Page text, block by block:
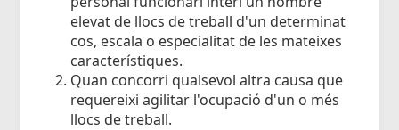
elevat de llocs de treball d'un determinat
cos, escala o especialitat de les mateixes
característiques.
Quan concorri qualsevol altra causa que
requereixi agilitar l'ocupació d'un o més
llocs de treball.